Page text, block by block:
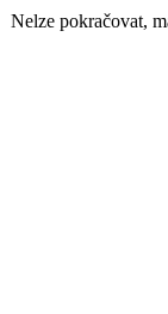
Nelze pokračovat,